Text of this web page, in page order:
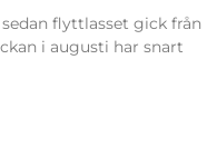
flyttlasset gick från
i augusti har snart